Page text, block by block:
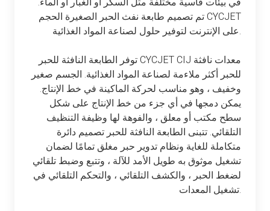
تم تصميم طابعة نفث الحبر الصغيرة الحجم CYCJET
على الإنترنت لتوفير حلول لصناعة المواد الغذائية.
توفر الطابعة النافثة للحبر CYCJET CIJ معدات نافثة
للحبر أكثر ملاءمة لصناعة المواد الغذائية. الجسم صغير
وخفيف ، وهو مناسب لحركة الماكينة في خط الإنتاج.
يمكن دمجها في أي جزء من خط الإنتاج على شكل
سطح مكتب أو معلق ، والفوهة لها وظيفة التنظيف
التلقائي. تتبنى الطابعة النافثة للحبر تصميم دائرة
متكاملة للغاية ونظام تدوير حبر مغلق تمامًا لضمان
تشغيل موثوق به طويل الأمد للآلة ، وتتبع وضبط تلقائي
لضغط الحبر ، والكشف التلقائي ، والتحكم التلقائي في
تشغيل المعدات.